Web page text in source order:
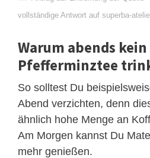
vollständige Antwort auf superba-
Warum abends kein
Pfefferminztee
So solltest Du
Abend verzichten, denn
ähnlich hohe Menge an
Am Morgen kannst Du
mehr genießen.